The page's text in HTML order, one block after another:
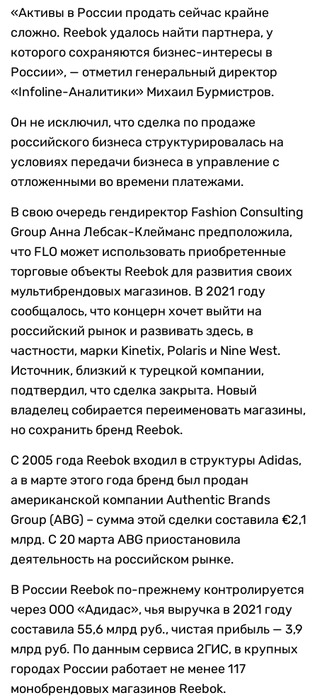
«Активы в России продать сейчас крайне
сложно. Reebok удалось найти партнера, у
которого сохраняются бизнес-интересы в
России», — отметил генеральный директор
«Infoline-Аналитики» Михаил Бурмистров.
Он не исключил, что сделка по продаже
российского бизнеса структурировалась на
условиях передачи бизнеса в управление с
отложенными во времени платежами.
В свою очередь гендиректор Fashion Consulting
Group Анна Лебсак-Клейманс предположила,
что FLO может использовать приобретенные
торговые объекты Reebok для развития своих
мультибрендовых магазинов. В 2021 году
сообщалось, что концерн хочет выйти на
российский рынок и развивать здесь, в
частности, марки Kinetix, Polaris и Nine West.
Источник, близкий к турецкой компании,
подтвердил, что сделка закрыта. Новый
владелец собирается переименовать магазины,
но сохранить бренд Reebok.
С 2005 года Reebok входил в структуры Adidas,
а в марте этого года бренд был продан
американской компании Authentic Brands
Group (ABG) – сумма этой сделки составила €2,1
млрд. С 20 марта ABG приостановила
деятельность на российском рынке.
В России Reebok по-прежнему контролируется
через ООО «Адидас», чья выручка в 2021 году
составила 55,6 млрд руб., чистая прибыль — 3,9
млрд руб. По данным сервиса 2ГИС, в крупных
городах России работает не менее 117
монобрендовых магазинов Reebok.